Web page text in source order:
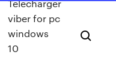
Télécharger
viber for pc
windows
10